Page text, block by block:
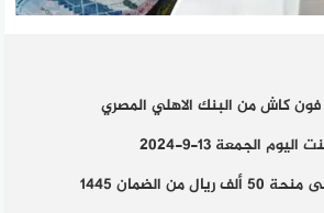
كاش من البنك الاهلي المصري
الجمعة 13-9-2024
الضمان 1445